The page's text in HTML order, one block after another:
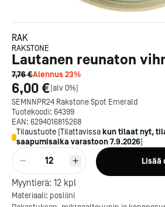
RAK
RAKSTONE
Lautanen reunaton
7,76 €Alennus23%
6,00 €[alv 0%]
SEMNNPR24 Rakstone Spot Emerald
Tuotekoodi: 64399
EAN: 6294016815268
Tilaustuote [Tilattavissa kun tilaat nyt,
saapumisaika varastoon7.9.2026]
12 Lisää
Myyntierä: 12 kpl
Materiaali: posliini
Kotipizza on vuonna 1987
perustettu yritys, jolla on yli